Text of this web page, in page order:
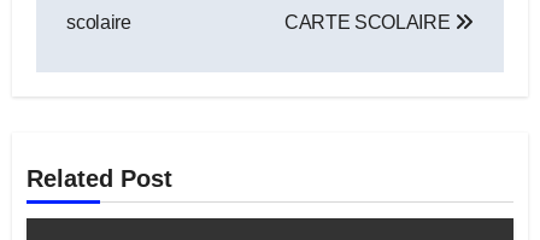
l’article
scolaire
CARTE SCOLAIRE
Related Post